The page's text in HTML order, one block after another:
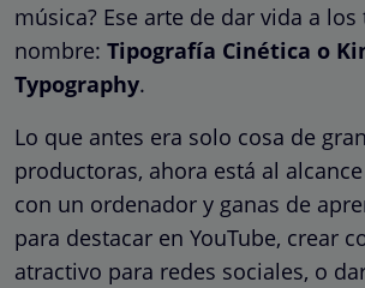
música? Ese arte de dar vida a
nombre: Tipografía Cinética o
Typography.
Lo que antes era solo cosa de
productoras, ahora está al
con un ordenador y ganas de
para destacar en YouTube, crear
atractivo para redes sociales, o